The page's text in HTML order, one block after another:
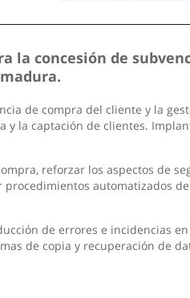
la concesión de
de compra del cliente y la
y la captación de clientes.
reforzar los aspectos de
automatizados
de errores e incidencias
de copia y recuperación de